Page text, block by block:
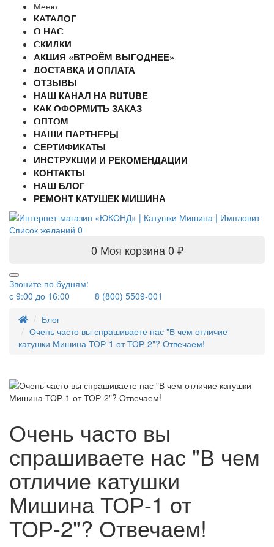
Меню
КАТАЛОГ
О НАС
СКИДКИ
АКЦИЯ «ВТРОЁМ ВЫГОДНЕЕ»
ДОСТАВКА И ОПЛАТА
ОТЗЫВЫ
НАШ КАНАЛ НА RUTUBE
КАК ОФОРМИТЬ ЗАКАЗ
ОПТОМ
НАШИ ПАРТНЕРЫ
СЕРТИФИКАТЫ
ИНСТРУКЦИИ И РЕКОМЕНДАЦИИ
КОНТАКТЫ
НАШ БЛОГ
РЕМОНТ КАТУШЕК МИШИНА
Список желаний 0
0 Моя корзина 0 ₽
Звоните по будням:
с 9:00 до 16:00
8 (800) 5509-001
Блог
Очень часто вы спрашиваете нас "В чем отличие
катушки Мишина ТОР-1 от ТОР-2"? Отвечаем!
Очень часто вы
спрашиваете нас "В чем
отличие катушки
Мишина ТОР-1 от
ТОР-2"? Отвечаем!